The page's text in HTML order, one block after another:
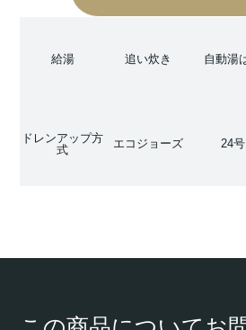
給湯 追い炊き 自動湯
ドレンアップ方
式
エコジョーズ 24号